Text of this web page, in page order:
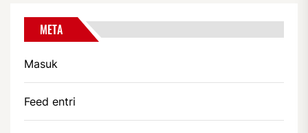
META
Masuk
Feed entri